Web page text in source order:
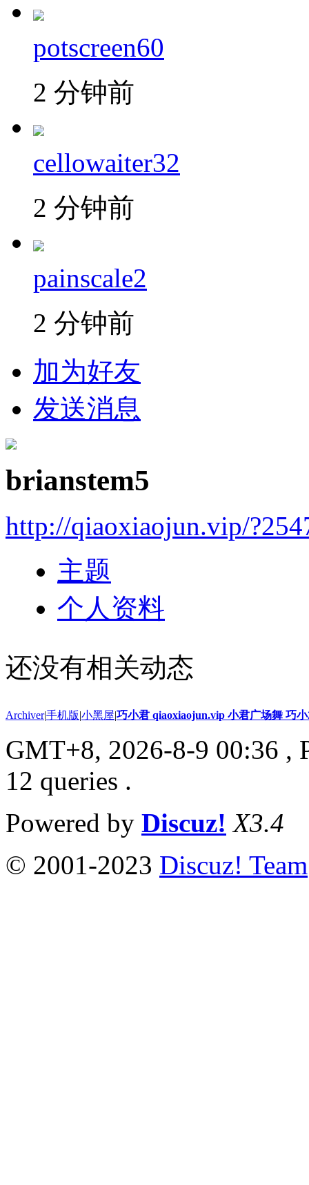
potscreen60
2 分钟前
cellowaiter32
2 分钟前
painscale2
2 分钟前
加为好友
发送消息
brianstem5
http://qiaoxiaojun.vip/
主题
个人资料
还没有相关动态
Archiver|手机版|小黑屋|巧小君 qiaoxiaojun.vip 小君广场舞 巧
GMT+8, 2026-8-9 00:36 ,
12 queries .
Powered by Discuz! X3.4
© 2001-2023 Discuz! Team